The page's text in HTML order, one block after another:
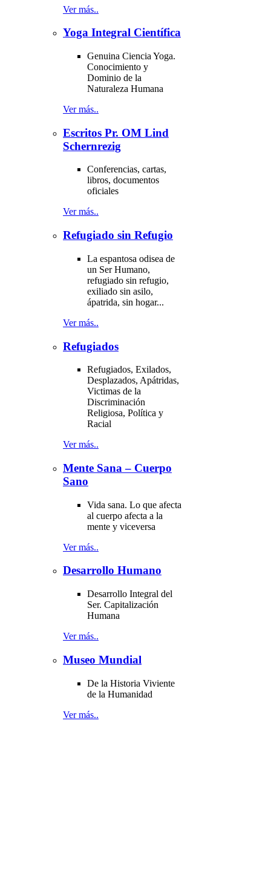
Ver más..
Yoga Integral Científica
Genuina Ciencia Yoga.
Conocimiento y
Dominio de la
Naturaleza Humana
Ver más..
Escritos Pr. OM Lind
Schernrezig
Conferencias, cartas,
libros, documentos
oficiales
Ver más..
Refugiado sin Refugio
La espantosa odisea de
un Ser Humano,
refugiado sin refugio,
exiliado sin asilo,
ápatrida, sin hogar...
Ver más..
Refugiados
Refugiados, Exilados,
Desplazados, Apátridas,
Victimas de la
Discriminación
Religiosa, Política y
Racial
Ver más..
Mente Sana – Cuerpo
Sano
Vida sana. Lo que afecta
al cuerpo afecta a la
mente y viceversa
Ver más..
Desarrollo Humano
Desarrollo Integral del
Ser. Capitalización
Humana
Ver más..
Museo Mundial
De la Historia Viviente
de la Humanidad
Ver más..